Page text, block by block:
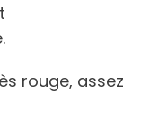
rouge, assez